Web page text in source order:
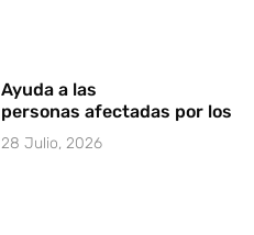
Ayuda a las
personas afectadas por los
28 Julio, 2026